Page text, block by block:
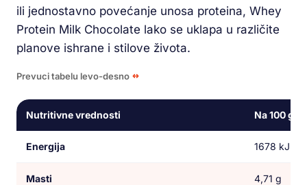
ili jednostavno povećanje unosa proteina, Whey
Protein Milk Chocolate lako se uklapa u različite
planove ishrane i stilove života.
Prevuci tabelu levo-desno
Nutritivne vrednosti Na 100 g
Energija 1678 kJ /
Masti 4,71 g